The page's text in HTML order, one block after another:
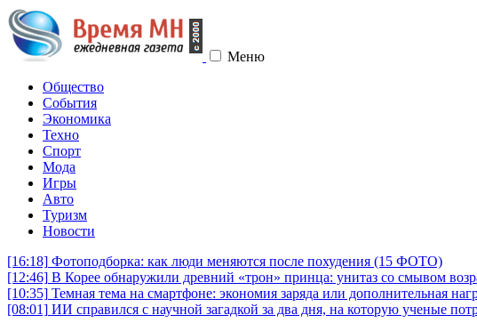
Меню
Общество
События
Экономика
Техно
Спорт
Мода
Игры
Авто
Туризм
Новости
[16:18] Фотоподборка: как люди меняются после похудения (15 ФОТО)
[12:46] В Корее обнаружили древний «трон» принца: унитаз со смывом
[10:35] Темная тема на смартфоне: экономия заряда или дополнительная
[08:01] ИИ справился с научной загадкой за два дня, на которую ученые